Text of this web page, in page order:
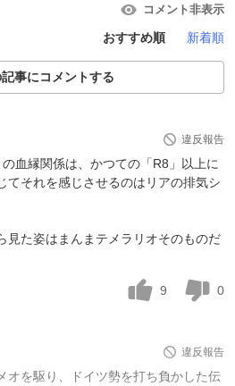
コメント非表示
おすすめ順 新着順
事にコメントする
違反報告
血縁関係は、かつての「R8」以上に
てそれを感じさせるのはリアの排気シ
見た姿はまんまテメラリオそのものだ
9 0
違反報告
オを駆り、ドイツ勢を打ち負かした伝